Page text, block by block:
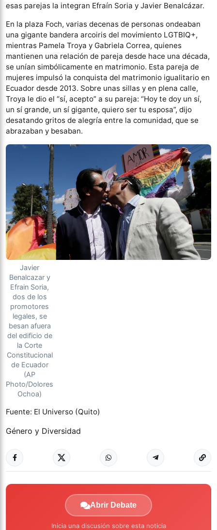
esas parejas la integran Efraín Soria y Javier Benalcázar.
En la plaza Foch, varias decenas de personas ondeaban
una gigante bandera arcoiris del movimiento LGTBIQ+,
mientras Pamela Troya y Gabriela Correa, quienes
mantienen una relación de pareja desde hace una década,
se unían simbólicamente en matrimonio. Esta pareja de
mujeres impulsó la conquista del matrimonio igualitario en
Ecuador desde 2013. Sobre unas sillas y en plena calle,
Troya le dio el “sí, acepto” a su pareja: “Hoy te doy un sí,
un sí grande, un sí gigante, quiero ser tu esposa”, dijo
desatando gritos de alegría entre la comunidad, que se
abrazaban y besaban.
Javier
Benalcazar y
Efrain Soria,
dos de los
promotores
legales, se
besan afuera
del edificio de
la Corte
Constitucional
de Ecuador
(AP
Photo/Dolores
Ochoa)
Fuente: El Universo (Quito)
Género y Diversidad
Abrir Debate
Inicia una discusión sobre esta noticia